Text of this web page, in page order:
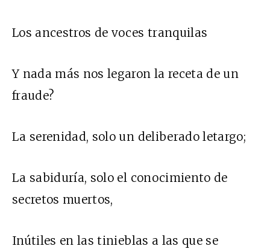
Los ancestros de voces tranquilas
Y nada más nos legaron la receta de un
fraude?
La serenidad, solo un deliberado letargo;
La sabiduría, solo el conocimiento de
secretos muertos,
Inútiles en las tinieblas a las que se